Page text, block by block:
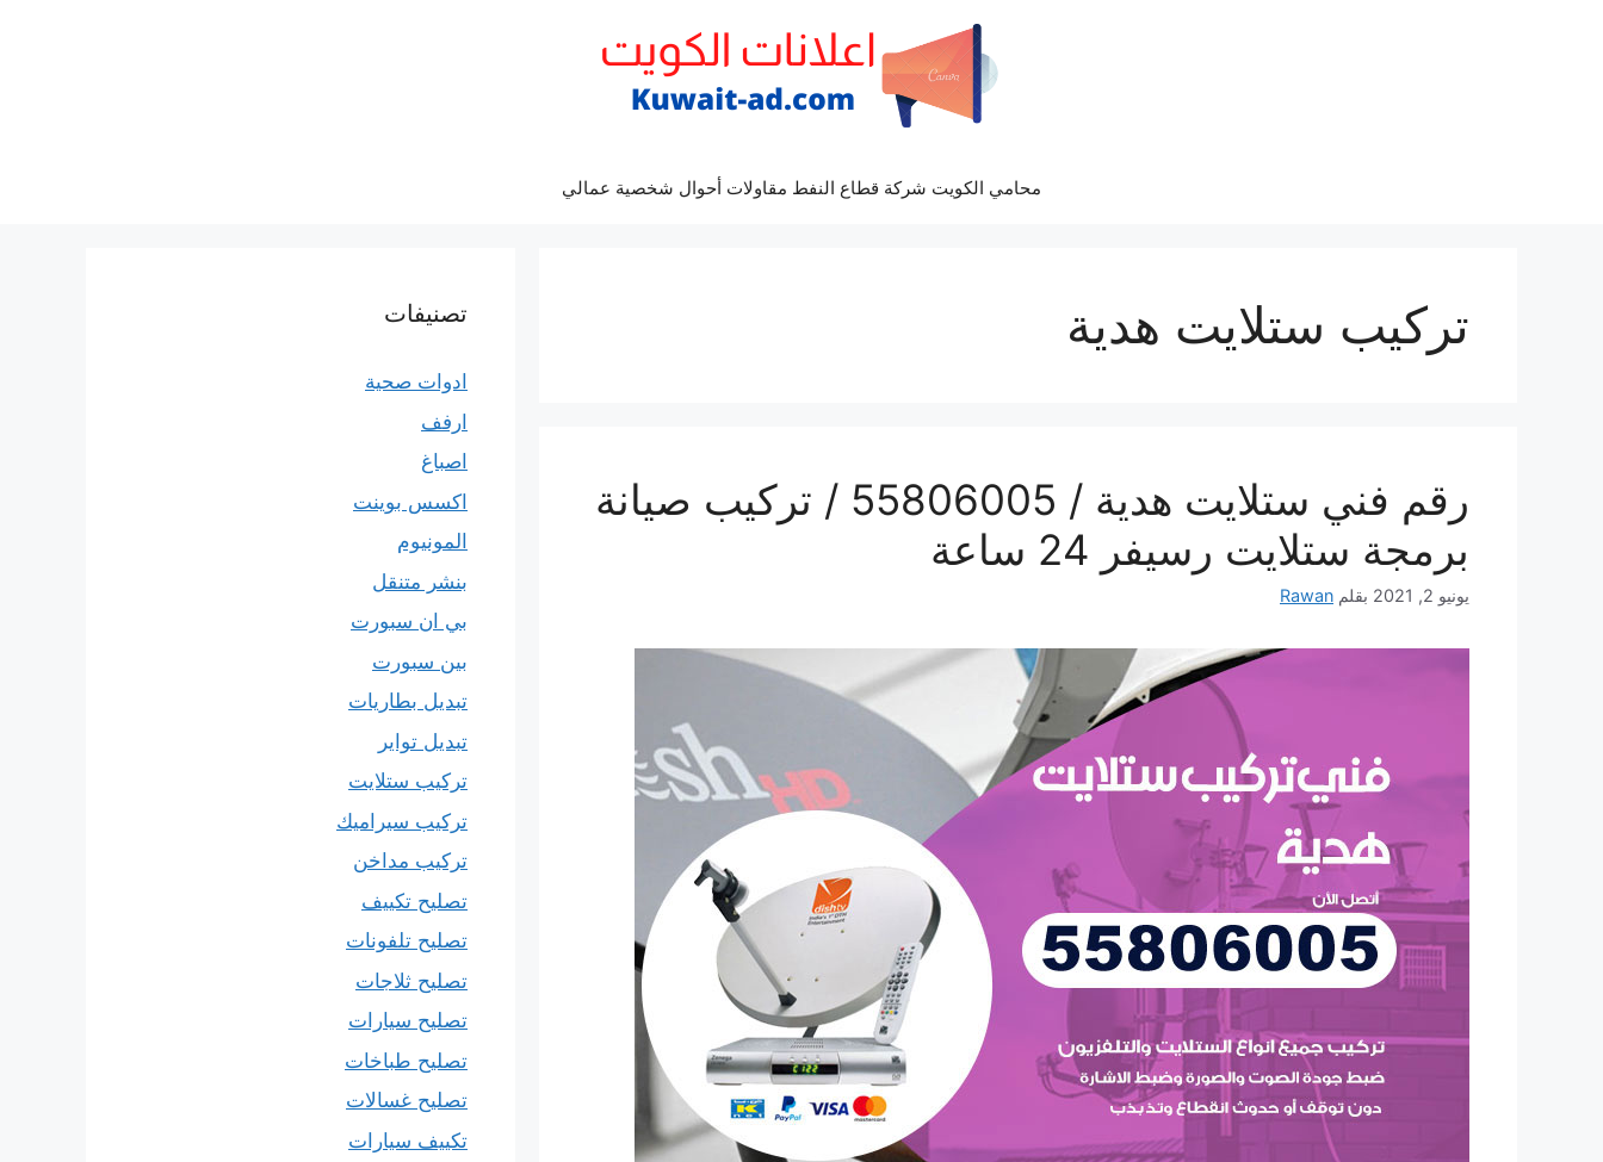
محامي الكويت شركة قطاع النفط مقاولات أحوال شخصية عمالي
تركيب ستلايت هدية
رقم فني ستلايت هدية / 55806005 / تركيب صيانة
برمجة ستلايت رسيفر 24 ساعة
يونيو 2, 2021 بقلم Rawan
تصنيفات
ادوات صحية
ارفف
اصباغ
اكسس بوينت
المونيوم
بنشر متنقل
بي ان سبورت
بين سبورت
تبديل بطاريات
تبديل تواير
تركيب ستلايت
تركيب سيراميك
تركيب مداخن
تصليح تكييف
تصليح تلفونات
تصليح ثلاجات
تصليح سيارات
تصليح طباخات
تصليح غسالات
تكييف سيارات